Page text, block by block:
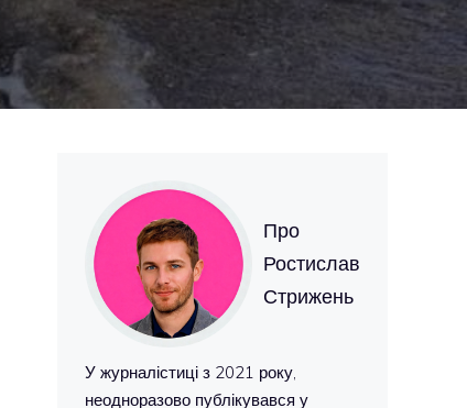
Про
Ростислав
Стрижень
У журналістиці з 2021 року,
неодноразово публікувався у